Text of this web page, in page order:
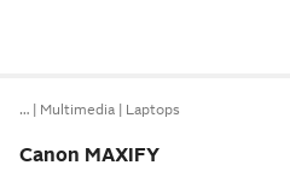
… Multimedia Laptops
Canon MAXIFY